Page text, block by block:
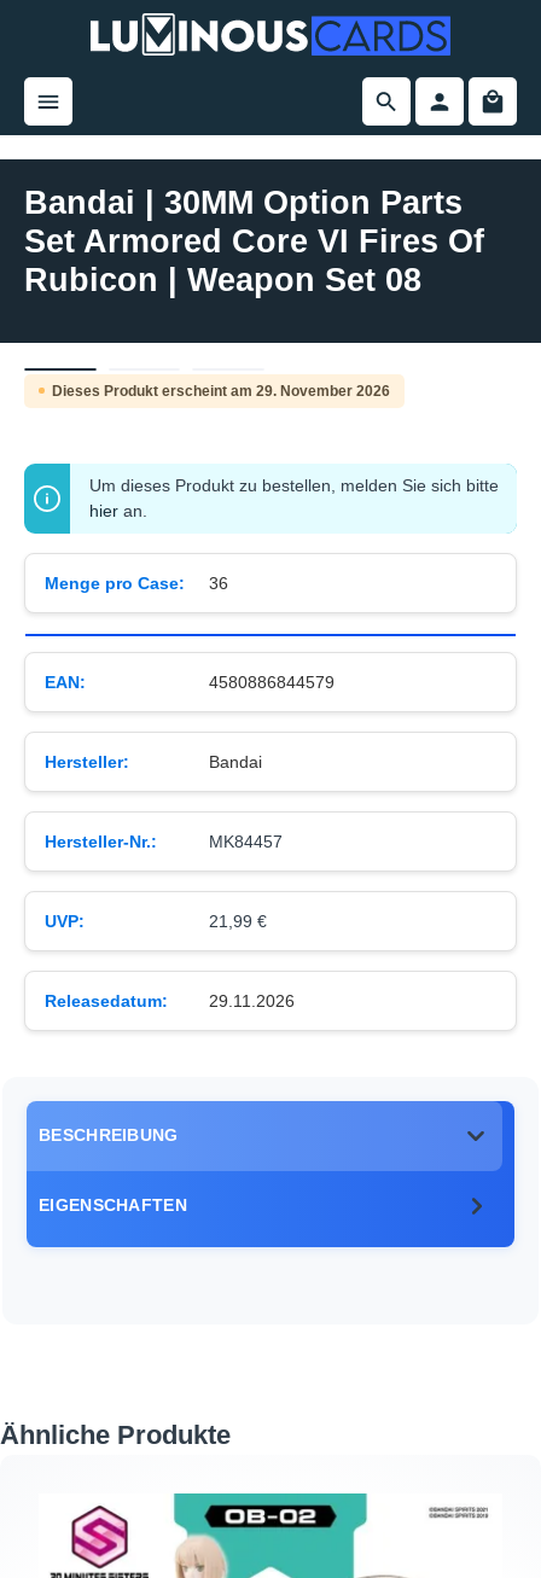
springen
Bandai | 30MM Option Parts
Set Armored Core VI Fires Of
Rubicon | Weapon Set 08
Pre-Order
Dieses Produkt erscheint am 29. November 2026
Um dieses Produkt zu bestellen, melden Sie sich bitte
hier an.
Menge pro Case: 36
EAN: 4580886844579
Hersteller: Bandai
Hersteller-Nr.: MK84457
UVP: 21,99 €
Releasedatum: 29.11.2026
BESCHREIBUNG
EIGENSCHAFTEN
Produktgalerie überspringen
Ähnliche Produkte